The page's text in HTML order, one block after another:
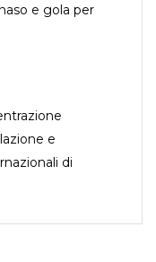
e gola per
e
di